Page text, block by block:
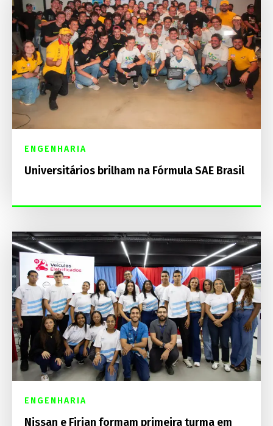
ENGENHARIA
Universitários brilham na Fórmula SAE Brasil
ENGENHARIA
Nissan e Firjan formam primeira turma em